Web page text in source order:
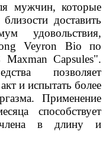
мужчин, которые
доставить
удовольствия,
Veyron Bio по
Maxman Capsules".
позволяет
и испытать более
Применение
способствует
члена в длину и